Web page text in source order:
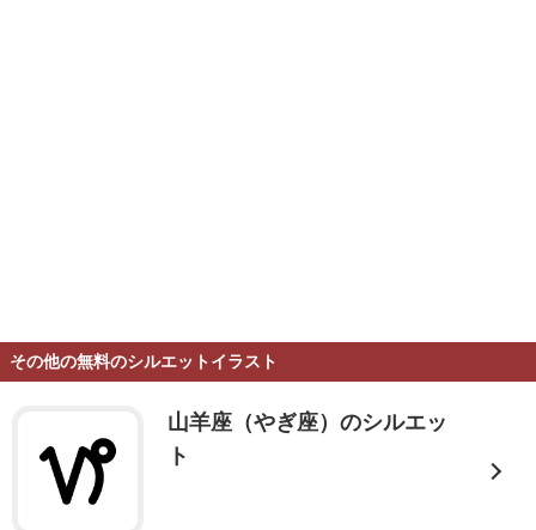
その他の無料のシルエットイラスト
山羊座（やぎ座）のシルエッ
ト